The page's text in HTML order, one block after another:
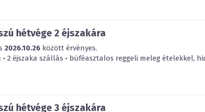
hétvége 2 éjszakára
2026.10.26 között érvényes.
2 éjszaka szállás • büféasztalos reggeli meleg ételekkel,
hétvége 3 éjszakára